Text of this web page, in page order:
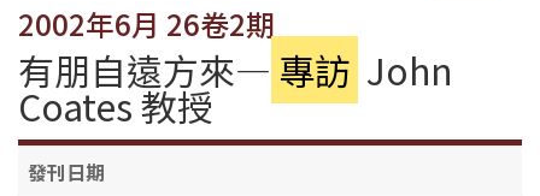
2002年6月 26卷2期
有朋自遠方來— 專訪 John
Coates 教授
發刊日期